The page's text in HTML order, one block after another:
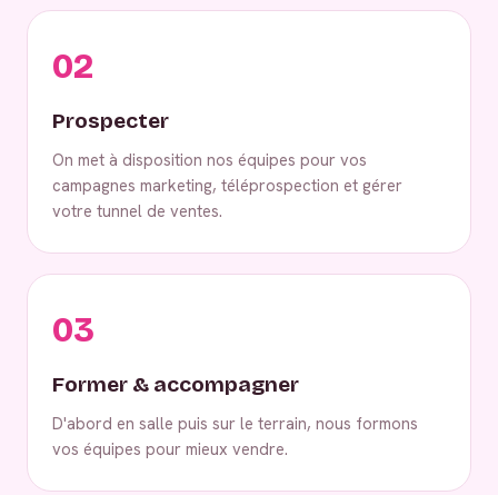
02
Prospecter
On met à disposition nos équipes pour vos
campagnes marketing, téléprospection et gérer
votre tunnel de ventes.
03
Former & accompagner
D'abord en salle puis sur le terrain, nous formons
vos équipes pour mieux vendre.